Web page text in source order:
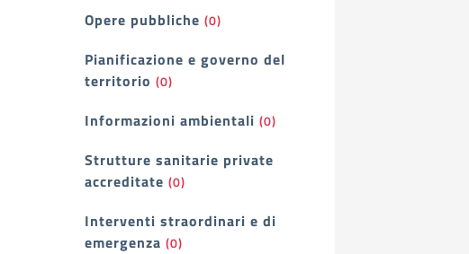
Opere pubbliche (0)
Pianificazione e governo del
territorio (0)
Informazioni ambientali (0)
Strutture sanitarie private
accreditate (0)
Interventi straordinari e di
emergenza (0)